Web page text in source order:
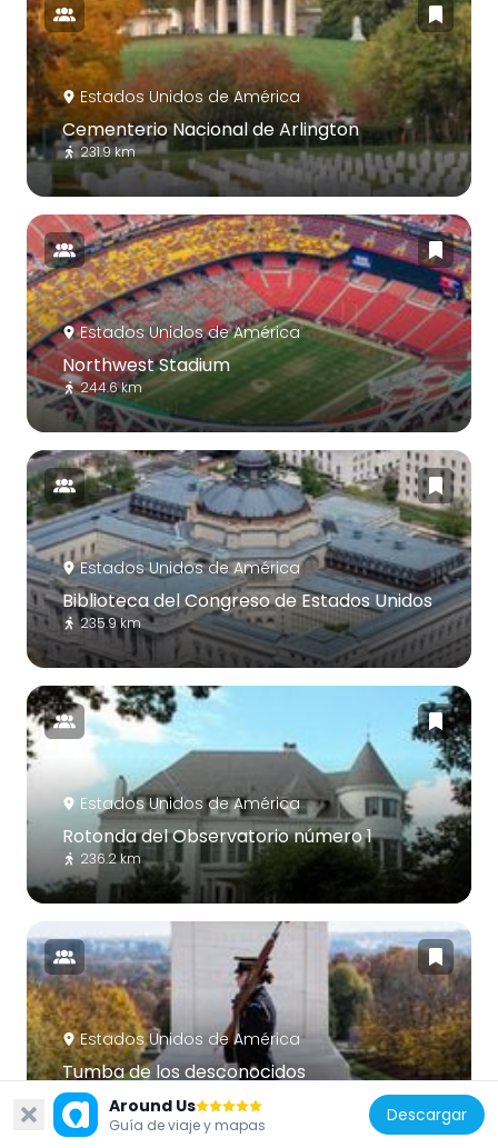
Estados Unidos de América
Cementerio Nacional de Arlington
231.9 km
Estados Unidos de América
Northwest Stadium
244.6 km
Estados Unidos de América
Biblioteca del Congreso de Estados Unidos
235.9 km
Estados Unidos de América
Rotonda del Observatorio número 1
236.2 km
Estados Unidos de América
Tumba de los desconocidos
231.5 km
Around Us
Guía de viaje y mapas Descargar